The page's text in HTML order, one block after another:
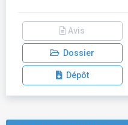
Avis
Dossier
Dépôt